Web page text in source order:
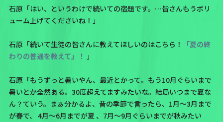
石原「はい、というわけで続いての宿題です。…皆さんもうボリ
ューム上げてくださいね！」
石原「続いて生徒の皆さんに教えてほしいのはこちら！
「夏の終
わりの普通を教えて」！ 」
石原「もうずっと暑いやん、最近とかって。もう10月ぐらいまで
暑いとか全然ある。30度超えてますみたいな。結局いつまで夏な
ん？ていう。まぁ分かるよ、昔の季節で言ったら、1月～3月まで
が春で、 4月～6月までが夏 、7月～9月ぐらいまでが秋みたい